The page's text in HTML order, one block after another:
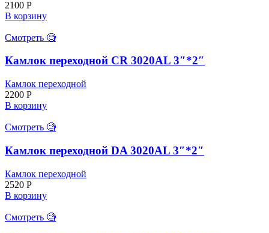
2100 Р
В корзину
Смотреть 🧐
Камлок переходной CR 3020AL 3″*2″
Камлок переходной
2200 Р
В корзину
Смотреть 🧐
Камлок переходной DA 3020AL 3″*2″
Камлок переходной
2520 Р
В корзину
Смотреть 🧐